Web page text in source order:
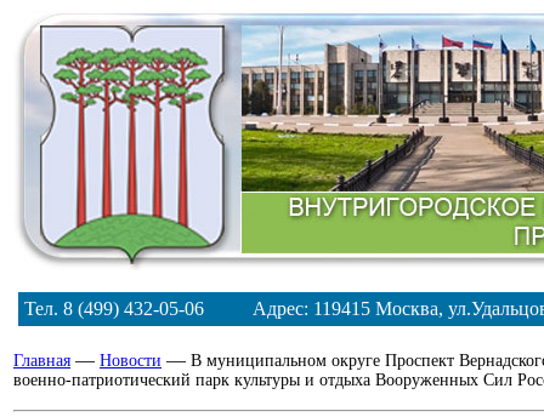
Тел. 8 (499) 432-05-06 Адрес: 119415 Москва,
Главная — Новости — В муниципальном округе Проспект
военно-патриотический парк культуры и отдыха Вооруженных Сил